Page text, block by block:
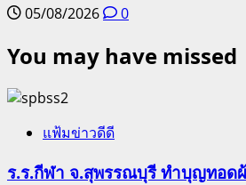
05/08/2026 0
You may have missed
แฟ้มข่าวดีดี
ร.ร.กีฬา จ.สุพรรณบุรี ทำบุญทอด